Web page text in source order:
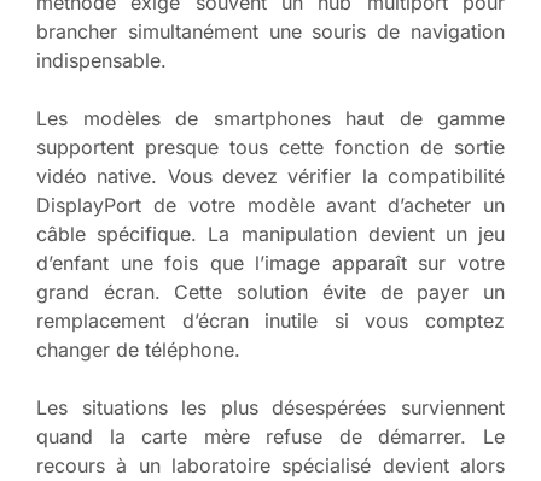
brancher simultanément une souris de navigation
indispensable.
Les modèles de smartphones haut de gamme
supportent presque tous cette fonction de sortie
vidéo native. Vous devez vérifier la compatibilité
DisplayPort de votre modèle avant d’acheter un
câble spécifique. La manipulation devient un jeu
d’enfant une fois que l’image apparaît sur votre
grand écran. Cette solution évite de payer un
remplacement d’écran inutile si vous comptez
changer de téléphone.
Les situations les plus désespérées surviennent
quand la carte mère refuse de démarrer. Le
recours à un laboratoire spécialisé devient alors